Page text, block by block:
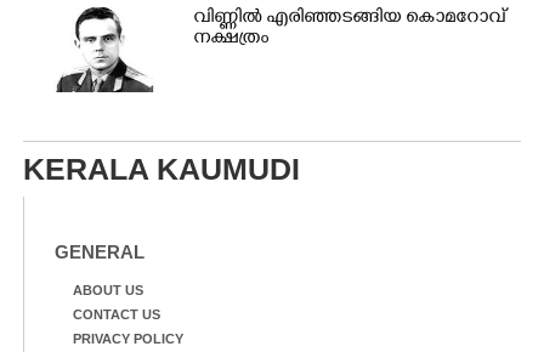
വി​ണ്ണി​ൽ​ ​എ​രി​ഞ്ഞ​ട​ങ്ങിയ കൊ​മ​റോ​വ് ​
ന​ക്ഷ​ത്രം
KERALA KAUMUDI
GENERAL
ABOUT US
CONTACT US
PRIVACY POLICY